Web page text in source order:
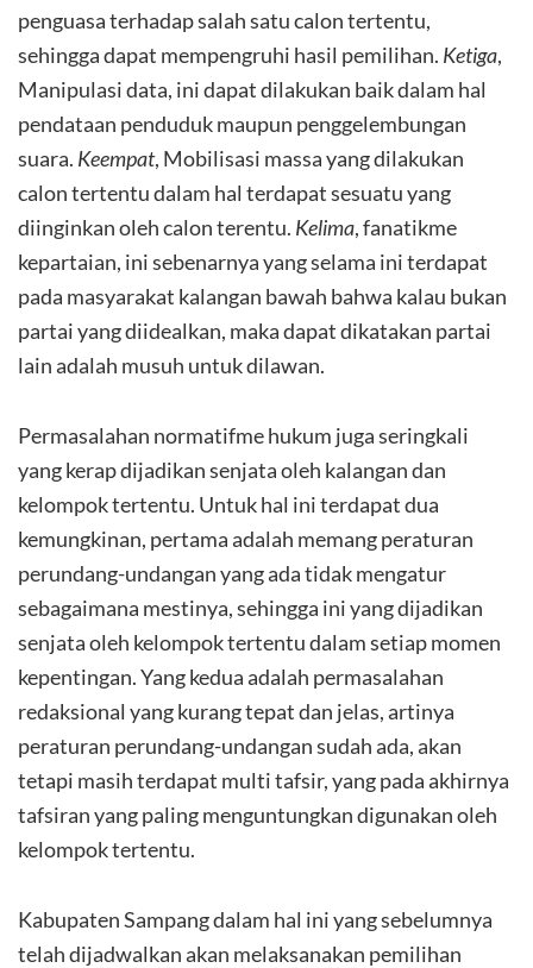
penguasa terhadap salah satu calon tertentu,
sehingga dapat mempengruhi hasil pemilihan. Ketiga,
Manipulasi data, ini dapat dilakukan baik dalam hal
pendataan penduduk maupun penggelembungan
suara. Keempat, Mobilisasi massa yang dilakukan
calon tertentu dalam hal terdapat sesuatu yang
diinginkan oleh calon terentu. Kelima, fanatikme
kepartaian, ini sebenarnya yang selama ini terdapat
pada masyarakat kalangan bawah bahwa kalau bukan
partai yang diidealkan, maka dapat dikatakan partai
lain adalah musuh untuk dilawan.
Permasalahan normatifme hukum juga seringkali
yang kerap dijadikan senjata oleh kalangan dan
kelompok tertentu. Untuk hal ini terdapat dua
kemungkinan, pertama adalah memang peraturan
perundang-undangan yang ada tidak mengatur
sebagaimana mestinya, sehingga ini yang dijadikan
senjata oleh kelompok tertentu dalam setiap momen
kepentingan. Yang kedua adalah permasalahan
redaksional yang kurang tepat dan jelas, artinya
peraturan perundang-undangan sudah ada, akan
tetapi masih terdapat multi tafsir, yang pada akhirnya
tafsiran yang paling menguntungkan digunakan oleh
kelompok tertentu.
Kabupaten Sampang dalam hal ini yang sebelumnya
telah dijadwalkan akan melaksanakan pemilihan